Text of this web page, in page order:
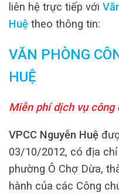
liên hệ trực tiếp với
Huệ theo thông tin:
VĂN PHÒNG
HUỆ
Miễn phí dịch vụ công
VPCC Nguyễn Huệ
03/10/2012, có địa
phường Ô Chợ Dừa,
hành của các Công